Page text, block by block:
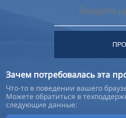
Зачем потребовалась эта
Что-то в поведении вашего
Можете обратиться в
следующие данные: